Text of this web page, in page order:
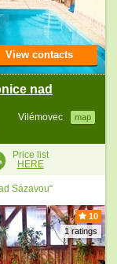
nad
Vilémovec map
View contacts
Price list
HERE
Sázavou“
10
1 ratings